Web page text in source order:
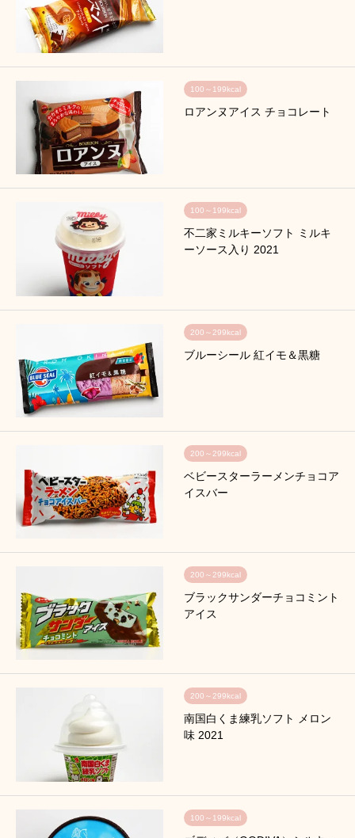
100～199kcal
ロアンヌアイス チョコレート
100～199kcal
不二家ミルキーソフト ミルキ
ーソース入り 2021
200～299kcal
ブルーシール 紅イモ＆黒糖
200～299kcal
ベビースターラーメンチョコア
イスバー
200～299kcal
ブラックサンダーチョコミント
アイス
200～299kcal
南国白くま練乳ソフト メロン
味 2021
100～199kcal